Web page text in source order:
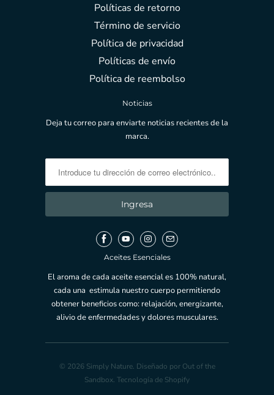
Políticas de retorno
Término de servicio
Política de privacidad
Políticas de envío
Política de reembolso
Noticias
Deja tu correo para enviarte noticias recientes de la
marca.
Aceites Esenciales
El aroma de cada aceite esencial es 100% natural,
cada una estimula nuestro cuerpo permitiendo
obtener beneficios como: relajación, energizante,
alivio de enfermedades y dolores musculares.
© 2026 Simply Nature. Diseñado por Out of the
Sandbox. Tecnología de Shopify